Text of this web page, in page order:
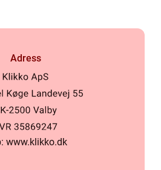
Adress
www.klikko.dk